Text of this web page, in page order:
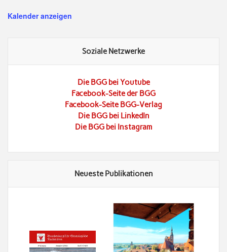
Kalender anzeigen
Soziale Netzwerke
Die BGG bei Youtube
Facebook-Seite der BGG
Facebook-Seite BGG-Verlag
Die BGG bei LinkedIn
Die BGG bei Instagram
Neueste Publikationen